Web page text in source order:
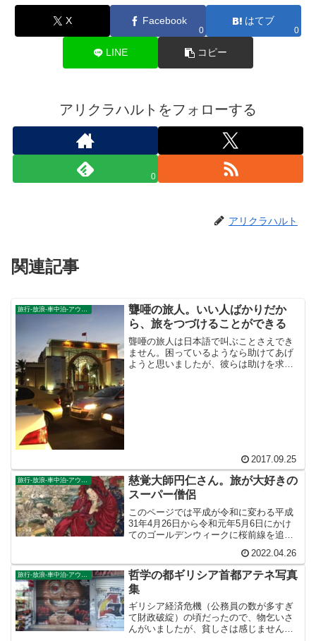
X Facebook
0
はてブ
0
LINE コピー
アリクラハルトをフォローする
0
アリクラハルト
関連記事
旅行-放浪-車中泊-アウトドア
聾唖の旅人。いい人ばかりだか
ら、旅をつづけることができる
聾唖の旅人は日本語で叫ぶことさえでき
ません。困っているようなら助けてあげ
ようと思いましたが、彼らは助けを求め
2017.09.25
旅行-放浪-車中泊-アウトドア
慈覚大師円仁さん。旅が大好きの
スーパー僧侶
このページでは平成が令和に変わる平成
31年4月26日から令和元年5月6日にかけ
てのゴールデンウィークに桜前線を追い
11日した時の記録をまとめたものです。
（結論）「桜前線なんてものはテレビの
中にしか存在し...
2022.04.26
哲学の都ギリシア首都アテネ写真
集
ギリシア経済危機（公務員の数が多すぎ
て財政破綻）の頃だったので、物乞いさ
んがいましたが、貧しさは感じませんで